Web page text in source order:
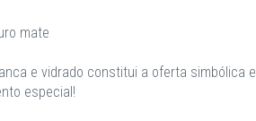
mate
e vidrado constitui a oferta simbólica e
especial!